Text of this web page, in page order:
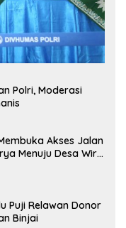
Polri, Moderasi
Akses Jalan
Menuju Desa Wira
Puji Relawan Donor
Binjai